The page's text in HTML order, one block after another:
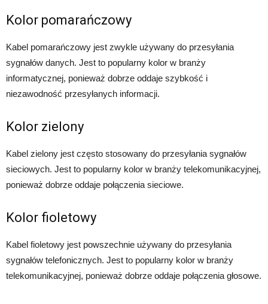
Kolor pomarańczowy
Kabel pomarańczowy jest zwykle używany do przesyłania
sygnałów danych. Jest to popularny kolor w branży
informatycznej, ponieważ dobrze oddaje szybkość i
niezawodność przesyłanych informacji.
Kolor zielony
Kabel zielony jest często stosowany do przesyłania sygnałów
sieciowych. Jest to popularny kolor w branży telekomunikacyjnej,
ponieważ dobrze oddaje połączenia sieciowe.
Kolor fioletowy
Kabel fioletowy jest powszechnie używany do przesyłania
sygnałów telefonicznych. Jest to popularny kolor w branży
telekomunikacyjnej, ponieważ dobrze oddaje połączenia głosowe.